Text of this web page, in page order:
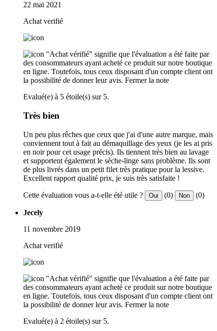
22 mai 2021
Achat verifié
"Achat vérifié" signifie que l'évaluation a été faite par
des consommateurs ayant acheté ce produit sur notre boutique
en ligne. Toutefois, tous ceux disposant d'un compte client ont
la possibilité de donner leur avis. Fermer la note
Evalué(e) à 5 étoile(s) sur 5.
Très bien
Un peu plus rêches que ceux que j'ai d'une autre marque, mais
conviennent tout à fait au démaquillage des yeux (je les ai pris
en noir pour cet usage précis). Ils tiennent très bien au lavage
et supportent également le sèche-linge sans problème. Ils sont
de plus livrés dans un petit filet très pratique pour la lessive.
Excellent rapport qualité prix, je suis très satisfaite !
Cette évaluation vous a-t-elle été utile ? Oui (0) Non (0)
Jecely
11 novembre 2019
Achat verifié
"Achat vérifié" signifie que l'évaluation a été faite par
des consommateurs ayant acheté ce produit sur notre boutique
en ligne. Toutefois, tous ceux disposant d'un compte client ont
la possibilité de donner leur avis. Fermer la note
Evalué(e) à 2 étoile(s) sur 5.